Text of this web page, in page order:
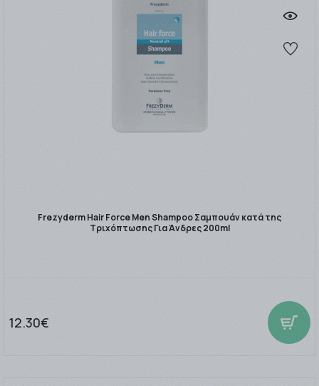
Frezyderm Hair Force Men Shampoo Σαμπουάν κατά της
Τριχόπτωσης Για Άνδρες 200ml
12.30€